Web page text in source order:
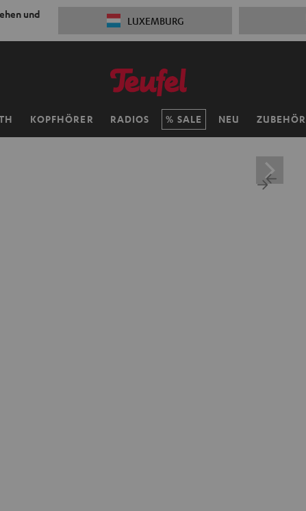
und
LUXEMBURG
KOPFHÖRER RADIOS SALE NEU ZUBEHÖR